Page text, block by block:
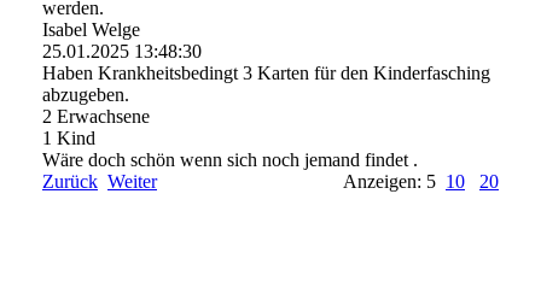
werden.
Isabel Welge
25.01.2025 13:48:30
Haben Krankheitsbedingt 3 Karten für den Kinderfasching
abzugeben.
2 Erwachsene
1 Kind
Wäre doch schön wenn sich noch jemand findet .
Zurück Weiter Anzeigen: 5 10 20